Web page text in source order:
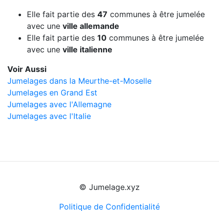
Elle fait partie des 47 communes à être jumelée
avec une ville allemande
Elle fait partie des 10 communes à être jumelée
avec une ville italienne
Voir Aussi
Jumelages dans la Meurthe-et-Moselle
Jumelages en Grand Est
Jumelages avec l'Allemagne
Jumelages avec l'Italie
© Jumelage.xyz
Politique de Confidentialité